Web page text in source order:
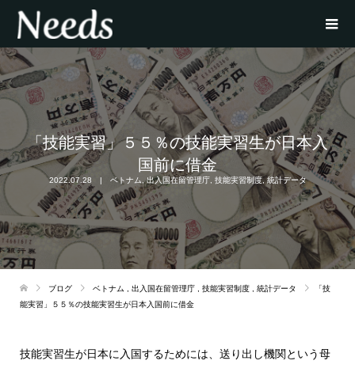
「技能実習」５５％の技能実習生が日本入
国前に借金
2022.07.28 ベトナム ,出入国在留管理庁, 技能実習制度,統計データ
ブログ ベトナム 出入国在留管理庁 技能実習制度 統計データ
「技
能実習」５５％の技能実習生が日本入国前に借金
技能実習生が日本に入国するためには、送り出し機関という母